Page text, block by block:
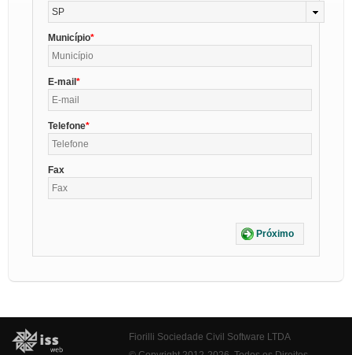
SP
Município
E-mail
Telefone
Fax
Próximo
Fiorilli Sociedade Civil Software LTDA